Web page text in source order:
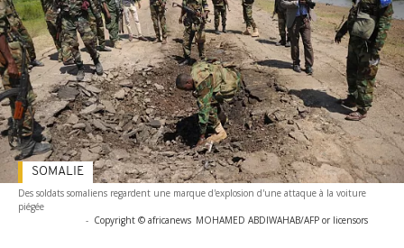
Des soldats somaliens regardent une marque d'explosion d'une attaque à la voiture
piégée
- Copyright © africanews MOHAMED ABDIWAHAB/AFP or licensors
SOMALIE